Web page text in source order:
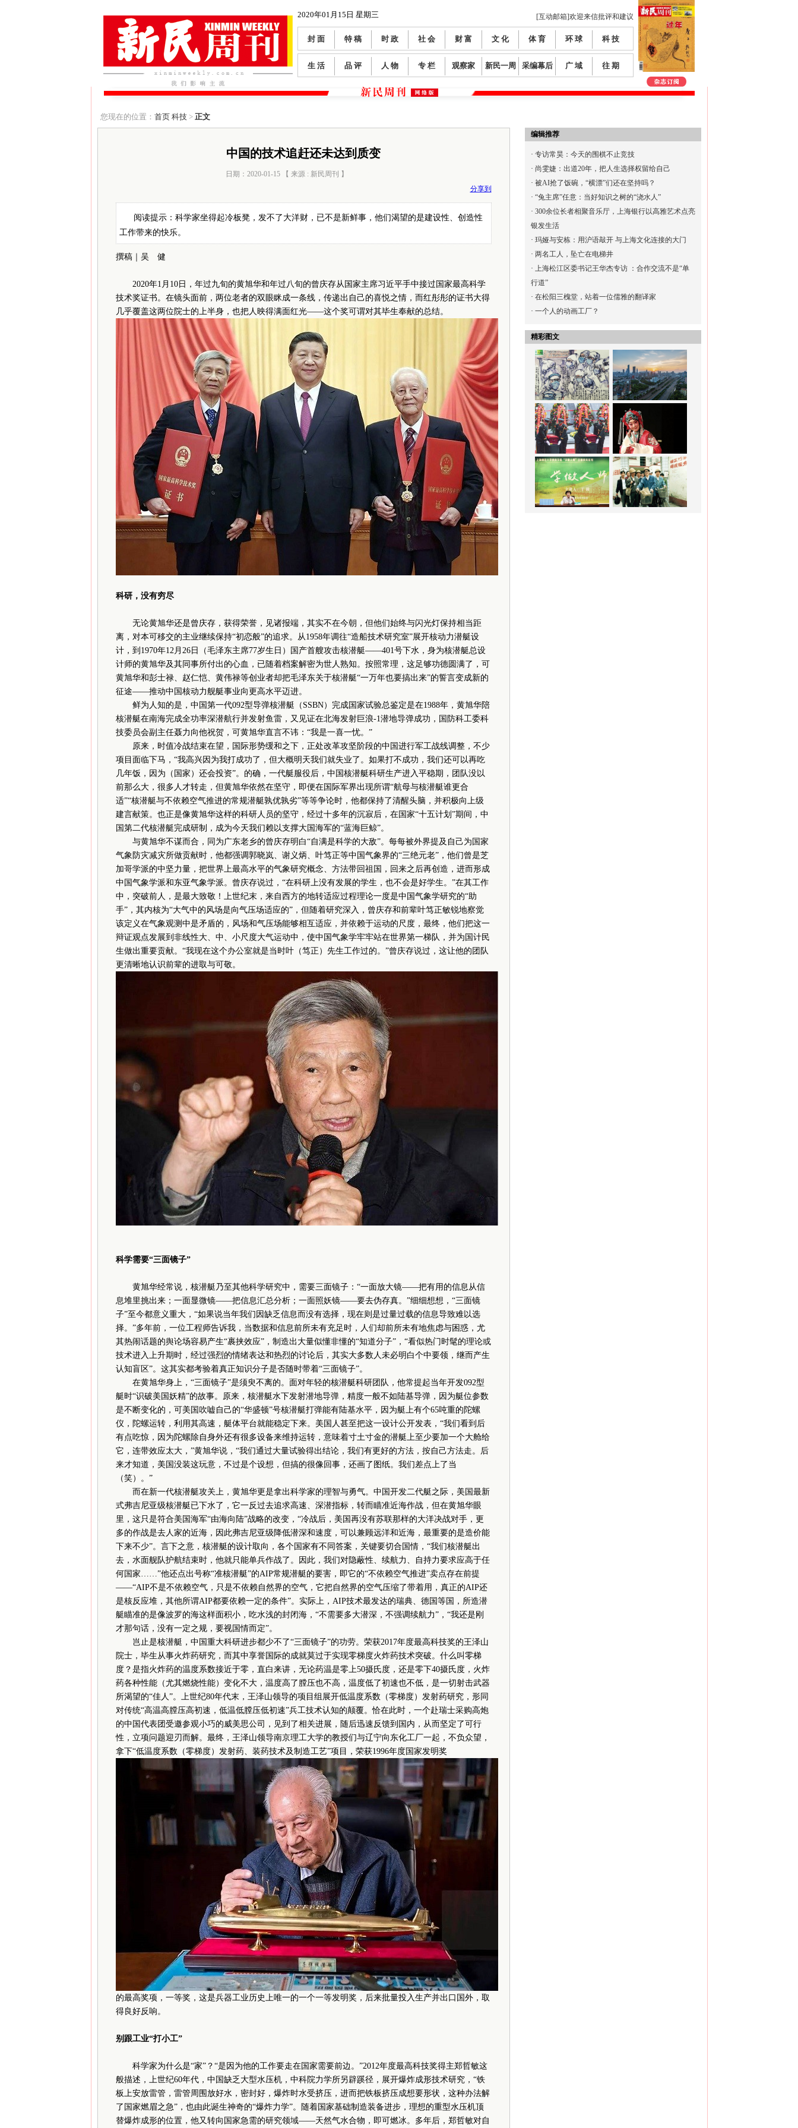
2020年01月15日 星期三 [互动邮箱]欢迎来信批评和建议
封 面 特 稿 时 政 社 会 财 富 文 化 体 育 环 球 科 技
生 活 品 评 人 物 专 栏 观察家 新民一周 采编幕后 广 域 往 期
您现在的位置： 首页 科技> 正文
中国的技术追赶还未达到质变
日期：2020-01-15 【 来源 : 新民周刊 】
分享到
阅读提示：科学家坐得起冷板凳，发不了大洋财，已不是新鲜事，他们渴望的是建设性、创造性
工作带来的快乐。
撰稿｜吴 健
2020年1月10日，年过九旬的黄旭华和年过八旬的曾庆存从国家主席习近平手中接过国家最高科学
技术奖证书。在镜头面前，两位老者的双眼眯成一条线，传递出自己的喜悦之情，而红彤彤的证书大得
几乎覆盖这两位院士的上半身，也把人映得满面红光——这个奖可谓对其毕生奉献的总结。
科研，没有穷尽
无论黄旭华还是曾庆存，获得荣誉，见诸报端，其实不在今朝，但他们始终与闪光灯保持相当距
离，对本可移交的主业继续保持“初恋般”的追求。从1958年调往“造船技术研究室”展开核动力潜艇设
计，到1970年12月26日（毛泽东主席77岁生日）国产首艘攻击核潜艇——401号下水，身为核潜艇总设
计师的黄旭华及其同事所付出的心血，已随着档案解密为世人熟知。按照常理，这足够功德圆满了，可
黄旭华和彭士禄、赵仁恺、黄伟禄等创业者却把毛泽东关于核潜艇“一万年也要搞出来”的誓言变成新的
征途——推动中国核动力舰艇事业向更高水平迈进。
鲜为人知的是，中国第一代092型导弹核潜艇（SSBN）完成国家试验总鉴定是在1988年，黄旭华陪
核潜艇在南海完成全功率深潜航行并发射鱼雷，又见证在北海发射巨浪-1潜地导弹成功，国防科工委科
技委员会副主任聂力向他祝贺，可黄旭华直言不讳：“我是一喜一忧。”
原来，时值冷战结束在望，国际形势缓和之下，正处改革攻坚阶段的中国进行军工战线调整，不少
项目面临下马，“我高兴因为我打成功了，但大概明天我们就失业了。如果打不成功，我们还可以再吃
几年饭，因为（国家）还会投资”。的确，一代艇服役后，中国核潜艇科研生产进入平稳期，团队没以
前那么大，很多人才转走，但黄旭华依然在坚守，即便在国际军界出现所谓“航母与核潜艇谁更合
适”“核潜艇与不依赖空气推进的常规潜艇孰优孰劣”等等争论时，他都保持了清醒头脑，并积极向上级
建言献策。也正是像黄旭华这样的科研人员的坚守，经过十多年的沉寂后，在国家“十五计划”期间，中
国第二代核潜艇完成研制，成为今天我们赖以支撑大国海军的“蓝海巨鲸”。
与黄旭华不谋而合，同为广东老乡的曾庆存明白“自满是科学的大敌”。每每被外界提及自己为国家
气象防灾减灾所做贡献时，他都强调郭晓岚、谢义炳、叶笃正等中国气象界的“三绝元老”，他们曾是芝
加哥学派的中坚力量，把世界上最高水平的气象研究概念、方法带回祖国，回来之后再创造，进而形成
中国气象学派和东亚气象学派。曾庆存说过，“在科研上没有发展的学生，也不会是好学生。”在其工作
中，突破前人，是最大致敬！上世纪末，来自西方的地转适应过程理论一度是中国气象学研究的“助
手”，其内核为“大气中的风场是向气压场适应的”，但随着研究深入，曾庆存和前辈叶笃正敏锐地察觉
该定义在气象观测中是矛盾的，风场和气压场能够相互适应，并依赖于运动的尺度，最终，他们把这一
辩证观点发展到非线性大、中、小尺度大气运动中，使中国气象学牢牢站在世界第一梯队，并为国计民
生做出重要贡献。“我现在这个办公室就是当时叶（笃正）先生工作过的。”曾庆存说过，这让他的团队
更清晰地认识前辈的进取与可敬。
科学需要“三面镜子”
黄旭华经常说，核潜艇乃至其他科学研究中，需要三面镜子：“一面放大镜——把有用的信息从信
息堆里挑出来；一面显微镜——把信息汇总分析；一面照妖镜——要去伪存真。”细细想想，“三面镜
子”至今都意义重大，“如果说当年我们因缺乏信息而没有选择，现在则是过量过载的信息导致难以选
择。”多年前，一位工程师告诉我，当数据和信息前所未有充足时，人们却前所未有地焦虑与困惑，尤
其热闹话题的舆论场容易产生“裹挟效应”，制造出大量似懂非懂的“知道分子”，“看似热门时髦的理论或
技术进入上升期时，经过强烈的情绪表达和热烈的讨论后，其实大多数人未必明白个中要领，继而产生
认知盲区”。这其实都考验着真正知识分子是否随时带着“三面镜子”。
在黄旭华身上，“三面镜子”是须臾不离的。面对年轻的核潜艇科研团队，他常提起当年开发092型
艇时“识破美国妖精”的故事。原来，核潜艇水下发射潜地导弹，精度一般不如陆基导弹，因为艇位参数
是不断变化的，可美国吹嘘自己的“华盛顿”号核潜艇打弹能有陆基水平，因为艇上有个65吨重的陀螺
仪，陀螺运转，利用其高速，艇体平台就能稳定下来。美国人甚至把这一设计公开发表，“我们看到后
有点吃惊，因为陀螺除自身外还有很多设备来维持运转，意味着寸土寸金的潜艇上至少要加一个大舱给
它，连带效应太大，”黄旭华说，“我们通过大量试验得出结论，我们有更好的方法，按自己方法走。后
来才知道，美国没装这玩意，不过是个设想，但搞的很像回事，还画了图纸。我们差点上了当
（笑）。”
而在新一代核潜艇攻关上，黄旭华更是拿出科学家的理智与勇气。中国开发二代艇之际，美国最新
式弗吉尼亚级核潜艇已下水了，它一反过去追求高速、深潜指标，转而瞄准近海作战，但在黄旭华眼
里，这只是符合美国海军“由海向陆”战略的改变，“冷战后，美国再没有苏联那样的大洋决战对手，更
多的作战是去人家的近海，因此弗吉尼亚级降低潜深和速度，可以兼顾远洋和近海，最重要的是造价能
下来不少”。言下之意，核潜艇的设计取向，各个国家有不同答案，关键要切合国情，“我们核潜艇出
去，水面舰队护航结束时，他就只能单兵作战了。因此，我们对隐蔽性、续航力、自持力要求应高于任
何国家……”他还点出号称“准核潜艇”的AIP常规潜艇的要害，即它的“不依赖空气推进”卖点存在前提
——“AIP不是不依赖空气，只是不依赖自然界的空气，它把自然界的空气压缩了带着用，真正的AIP还
是核反应堆，其他所谓AIP都要依赖一定的条件”。实际上，AIP技术最发达的瑞典、德国等国，所造潜
艇瞄准的是像波罗的海这样面积小，吃水浅的封闭海，“不需要多大潜深，不强调续航力”，“我还是刚
才那句话，没有一定之规，要视国情而定”。
岂止是核潜艇，中国重大科研进步都少不了“三面镜子”的功劳。荣获2017年度最高科技奖的王泽山
院士，毕生从事火炸药研究，而其中享誉国际的成就莫过于实现零梯度火炸药技术突破。什么叫零梯
度？是指火炸药的温度系数接近于零，直白来讲，无论药温是零上50摄氏度，还是零下40摄氏度，火炸
药各种性能（尤其燃烧性能）变化不大，温度高了膛压也不高，温度低了初速也不低，是一切射击武器
所渴望的“佳人”。上世纪80年代末，王泽山领导的项目组展开低温度系数（零梯度）发射药研究，形同
对传统“高温高膛压高初速，低温低膛压低初速”兵工技术认知的颠覆。恰在此时，一个赴瑞士采购高炮
的中国代表团受邀参观小巧的威美思公司，见到了相关进展，随后迅速反馈到国内，从而坚定了可行
性，立项问题迎刃而解。最终，王泽山领导南京理工大学的教授们与辽宁向东化工厂一起，不负众望，
拿下“低温度系数（零梯度）发射药、装药技术及制造工艺”项目，荣获1996年度国家发明奖
的最高奖项，一等奖，这是兵器工业历史上唯一的一个一等发明奖，后来批量投入生产并出口国外，取
得良好反响。
别跟工业“打小工”
科学家为什么是“家”？“是因为他的工作要走在国家需要前边。”2012年度最高科技奖得主郑哲敏这
般描述，上世纪60年代，中国缺乏大型水压机，中科院力学所另辟蹊径，展开爆炸成形技术研究，“铁
板上安放雷管，雷管周围放好水，密封好，爆炸时水受挤压，进而把铁板挤压成想要形状，这种办法解
了国家燃眉之急”，也由此诞生神奇的“爆炸力学”。随着国家基础制造装备进步，理想的重型水压机顶
替爆炸成形的位置，他又转向国家急需的研究领域——天然气水合物，即可燃冰。多年后，郑哲敏对自
编辑推荐
· 专访常昊：今天的围棋不止竞技
· 尚雯婕：出道20年，把人生选择权留给自己
· 被AI抢了饭碗，“横漂”们还在坚持吗？
· “兔主席”任意：当好知识之树的“浇水人”
· 300余位长者相聚音乐厅，上海银行以高雅艺术点亮
银发生活
· 玛娅与安栋：用沪语敲开 与上海文化连接的大门
· 两名工人，坠亡在电梯井
· 上海松江区委书记王华杰专访 ：合作交流不是“单
行道”
· 在松阳三槐堂，站着一位儒雅的翻译家
· 一个人的动画工厂？
精彩图文